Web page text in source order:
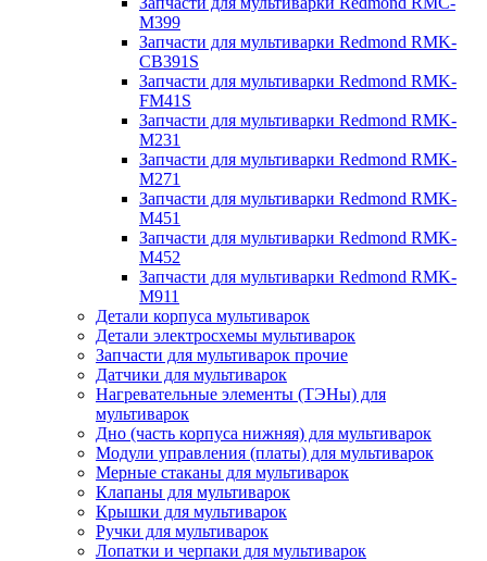
M399
Запчасти для мультиварки Redmond RMK-
CB391S
Запчасти для мультиварки Redmond RMK-
FM41S
Запчасти для мультиварки Redmond RMK-
M231
Запчасти для мультиварки Redmond RMK-
M271
Запчасти для мультиварки Redmond RMK-
M451
Запчасти для мультиварки Redmond RMK-
M452
Запчасти для мультиварки Redmond RMK-
M911
Детали корпуса мультиварок
Детали электросхемы мультиварок
Запчасти для мультиварок прочие
Датчики для мультиварок
Нагревательные элементы (ТЭНы) для
мультиварок
Дно (часть корпуса нижняя) для мультиварок
Модули управления (платы) для мультиварок
Мерные стаканы для мультиварок
Клапаны для мультиварок
Крышки для мультиварок
Ручки для мультиварок
Лопатки и черпаки для мультиварок